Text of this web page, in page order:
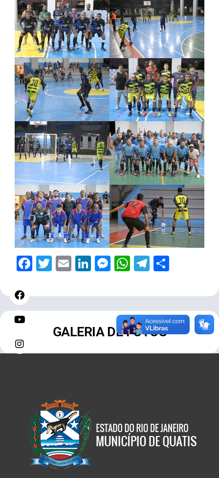
Facebook
Twitter
EmailLinkedIn
Messenger
WhatsApp
Telegram
GALERIA DE FOTOS